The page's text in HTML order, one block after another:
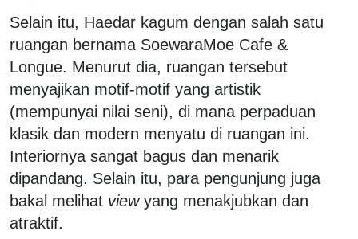
Selain itu, Haedar kagum dengan salah satu
ruangan bernama SoewaraMoe Cafe &
Longue. Menurut dia, ruangan tersebut
menyajikan motif-motif yang artistik
(mempunyai nilai seni), di mana perpaduan
klasik dan modern menyatu di ruangan ini.
Interiornya sangat bagus dan menarik
dipandang. Selain itu, para pengunjung juga
bakal melihat viewyang menakjubkan dan
atraktif.